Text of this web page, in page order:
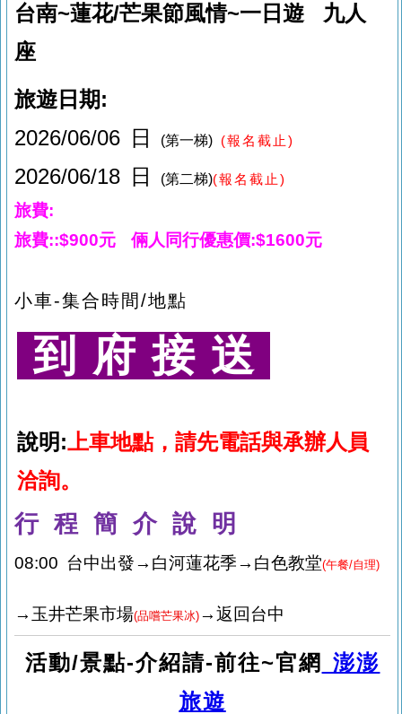
台南~蓮花/芒果節風情~一日遊 九人
座
旅遊日期:
2026/06/06 日
(第一梯) (報名截止)
2026/06/18 日 (第二梯)(報名截止)
旅費:
旅費::$900元 倆人同行優惠價:$1600元
小車-集合時間 /地點
到 府 接 送
說明:上車地點，請先電話與承辦人員
洽詢。
行 程 簡 介 說 明
08:00 台中出發→白河蓮花季→白色教堂(午餐/自理)
→玉井芒果市場(品嚐芒果冰) →返回台中
活動/景點-介紹請-前往~官網
澎澎
旅遊